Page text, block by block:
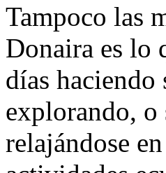
Tampoco las
Donaira es lo
días
explorando,
relajándose